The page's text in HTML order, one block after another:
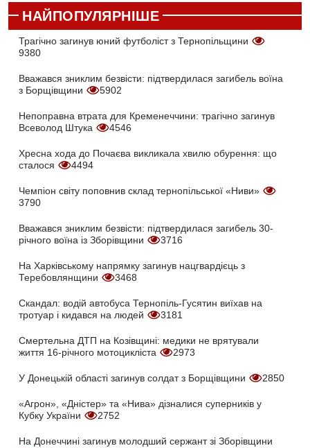
НАЙПОПУЛЯРНІШЕ
Трагічно загинув юний футболіст з Тернопільщини
9380
Вважався зниклим безвісти: підтвердилася загибель воїна
з Борщівщини
5902
Непоправна втрата для Кременеччини: трагічно загинув
Всеволод Штука
4546
Хресна хода до Почаєва викликала хвилю обурення: що
сталося
4494
Чемпіон світу поповнив склад тернопільської «Ниви»
3790
Вважався зниклим безвісти: підтвердилася загибель 30-
річного воїна із Зборівщини
3716
На Харківському напрямку загинув нацгвардієць з
Теребовлянщини
3468
Скандал: водій автобуса Тернопіль-Гусятин виїхав на
тротуар і кидався на людей
3181
Смертельна ДТП на Козівщині: медики не врятували
життя 16-річного мотоцикліста
2973
У Донецькій області загинув солдат з Борщівщини 2850
«Агрон», «Дністер» та «Нива» дізналися суперників у
Кубку України
2752
На Донеччині загинув молодший сержант зі Зборівщини